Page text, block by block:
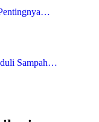
Sampah…